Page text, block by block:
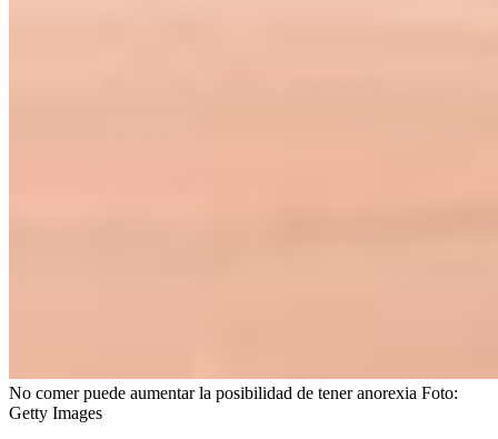
No comer puede aumentar la posibilidad de tener anorexia Foto:
Getty Images